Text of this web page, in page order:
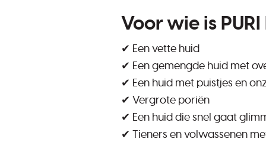
Voor wie is PURI
✔ Een vette huid
✔ Een gemengde huid met
✔ Een huid met puistjes en
✔ Vergrote poriën
✔ Een huid die snel gaat
✔ Tieners en volwassenen